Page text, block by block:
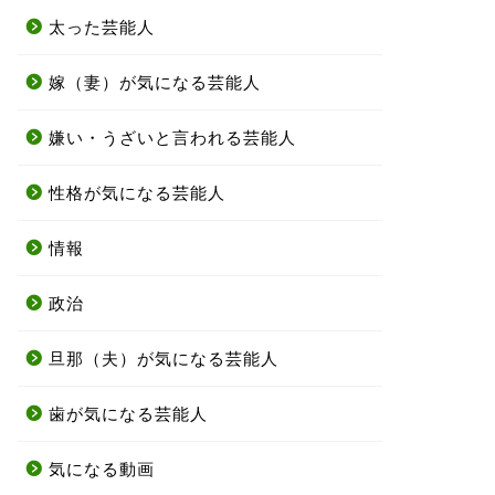
太った芸能人
嫁（妻）が気になる芸能人
嫌い・うざいと言われる芸能人
性格が気になる芸能人
情報
政治
旦那（夫）が気になる芸能人
歯が気になる芸能人
気になる動画